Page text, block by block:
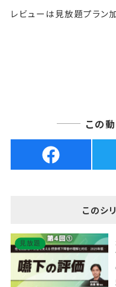
レビューは見放題プラン
この
このシ
見放題